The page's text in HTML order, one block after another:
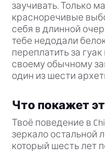
заучивать. Только
красноречивые
себя в длинной
тебе недодали
переплатить за
своему обычному
один из шести
Что покажет
Твоё поведение в
зеркало остальной
который шесть лет